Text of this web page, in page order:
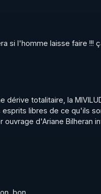
France Un état des
censure et à retrouver
:
si l'homme laisse faire !!!
dérive totalitaire, la
libres de ce qu'ils
d'Ariane Bilheran
bon...